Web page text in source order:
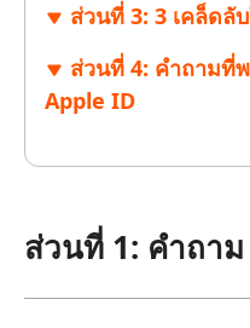
ส่วนที่ 3: 3 เคล็ดลั
ส่วนที่ 4: คำถามที่
Apple ID
ส่วนที่ 1: คําถา